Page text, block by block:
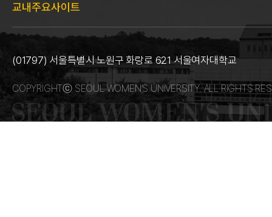
교내주요사이트
(01797) 서울특별시 노원구 화랑로 621 서울여자대학교
COPYRIGHTⓒ SEOUL WOMEN’S UNIVERSITY. ALL RIGHTS